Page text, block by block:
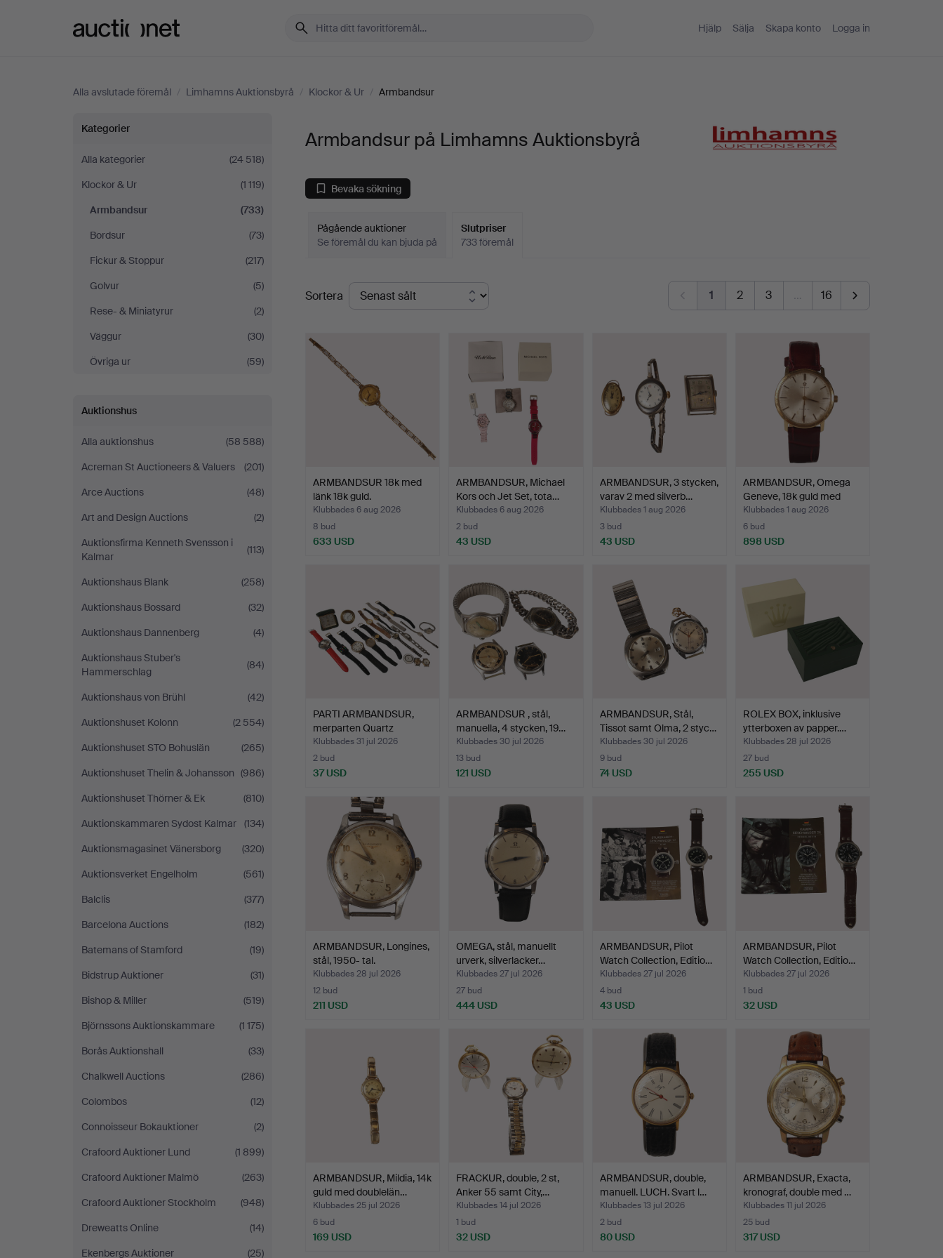
Hjälp Sälja Skapa konto Logga in
Alla avslutade föremål / Limhamns Auktionsbyrå / Klockor & Ur / Armbandsur
Armbandsur
på
Limhamns
Auktionsbyrå
Kategorier
Alla kategorier
(24 518)
Klockor & Ur
(1 119)
Armbandsur
(733)
Bordsur
(73)
Fickur & Stoppur
(217)
Golvur
(5)
Rese- & Miniatyrur
(2)
Väggur
(30)
Övriga ur
(59)
Auktionshus
Alla auktionshus
(58 588)
Acreman St Auctioneers & Valuers
(201)
Arce Auctions
(48)
Art and Design Auctions
(2)
Auktionsfirma Kenneth Svensson i
Kalmar
(113)
Auktionshaus Blank
(258)
Auktionshaus Bossard
(32)
Auktionshaus Dannenberg
(4)
Auktionshaus Stuber's
Hammerschlag
(84)
Auktionshaus von Brühl
(42)
Auktionshuset Kolonn
(2 554)
Auktionshuset STO Bohuslän
(265)
Auktionshuset Thelin & Johansson (986)
Auktionshuset Thörner & Ek
(810)
Auktionskammaren Sydost Kalmar
(134)
Auktionsmagasinet Vänersborg
(320)
Auktionsverket Engelholm
(561)
Balclis
(377)
Barcelona Auctions
(182)
Batemans of Stamford
(19)
Bidstrup Auktioner
(31)
Bishop & Miller
(519)
Björnssons Auktionskammare
(1 175)
Borås Auktionshall
(33)
Chalkwell Auctions
(286)
Colombos
(12)
Connoisseur Bokauktioner
(2)
Crafoord Auktioner Lund
(1 899)
Crafoord Auktioner Malmö
(263)
Crafoord Auktioner Stockholm
(948)
Dreweatts Online
(14)
Ekenbergs Auktioner
(25)
Armbandsur på Limhamns Auktionsbyrå
Bevaka sökning
Pågående auktioner
Se föremål du kan bjuda på
Slutpriser
733 föremål
Slutpriser
Sortera 1 2 3 … 16
ARMBANDSUR 18k med
länk 18k guld.
Klubbades 6 aug 2026
8 bud
633 USD
ARMBANDSUR, Michael
Kors och Jet Set, tota…
Klubbades 6 aug 2026
2 bud
43 USD
ARMBANDSUR, 3 stycken,
varav 2 med silverb…
Klubbades 1 aug 2026
3 bud
43 USD
ARMBANDSUR, Omega
Geneve, 18k guld med
läd…
Klubbades 1 aug 2026
6 bud
898 USD
PARTI ARMBANDSUR,
merparten Quartz
dammode…
Klubbades 31 jul 2026
2 bud
37 USD
ARMBANDSUR , stål,
manuella, 4 stycken, 19…
Klubbades 30 jul 2026
13 bud
121 USD
ARMBANDSUR, Stål,
Tissot samt Olma, 2 styc…
Klubbades 30 jul 2026
9 bud
74 USD
ROLEX BOX, inklusive
ytterboxen av papper.…
Klubbades 28 jul 2026
27 bud
255 USD
ARMBANDSUR, Longines,
stål, 1950- tal.
Klubbades 28 jul 2026
12 bud
211 USD
OMEGA, stål, manuellt
urverk, silverlacker…
Klubbades 27 jul 2026
27 bud
444 USD
ARMBANDSUR, Pilot
Watch Collection, Editio…
Klubbades 27 jul 2026
4 bud
43 USD
ARMBANDSUR, Pilot
Watch Collection, Editio…
Klubbades 27 jul 2026
1 bud
32 USD
ARMBANDSUR, Mildia, 14k
guld med doublelän…
Klubbades 25 jul 2026
6 bud
169 USD
FRACKUR, double, 2 st,
Anker 55 samt City,…
Klubbades 14 jul 2026
1 bud
32 USD
ARMBANDSUR, double,
manuell. LUCH. Svart l…
Klubbades 13 jul 2026
2 bud
80 USD
ARMBANDSUR, Exacta,
kronograf, double med …
Klubbades 11 jul 2026
25 bud
317 USD